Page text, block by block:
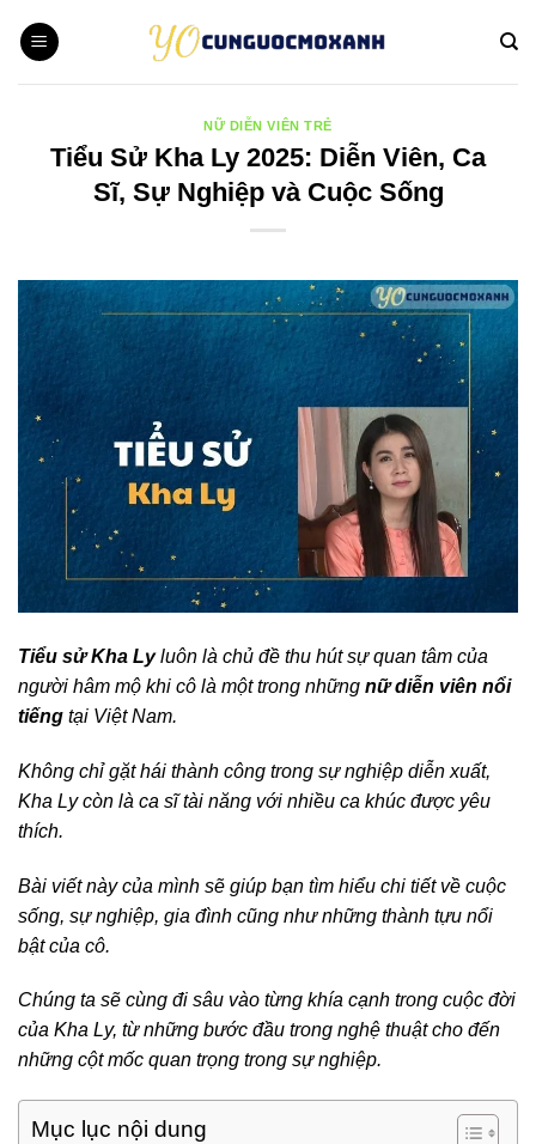
qua
NỮ DIỄN VIÊN TRẺ
Tiểu Sử Kha Ly 2025: Diễn Viên, Ca
Sĩ, Sự Nghiệp và Cuộc Sống
Tiểu sử Kha Lyluôn là chủ đề thu hút sự quan tâm của
người hâm mộ khi cô là một trong những nữ diễn viên nổi
tiếng tại Việt Nam.
Không chỉ gặt hái thành công trong sự nghiệp diễn xuất,
Kha Ly còn là ca sĩ tài năng với nhiều ca khúc được yêu
thích.
Bài viết này của mình sẽ giúp bạn tìm hiểu chi tiết về cuộc
sống, sự nghiệp, gia đình cũng như những thành tựu nổi
bật của cô.
Chúng ta sẽ cùng đi sâu vào từng khía cạnh trong cuộc đời
của Kha Ly, từ những bước đầu trong nghệ thuật cho đến
những cột mốc quan trọng trong sự nghiệp.
Mục lục nội dung